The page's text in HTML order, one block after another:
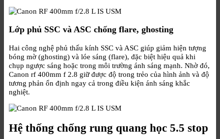
Lớp phủ SSC và ASC chống flare, ghosting
Hai công nghệ phủ thấu kính SSC và ASC giúp giảm hiện tượng
bóng mờ (ghosting) và lóe sáng (flare), đặc biệt hiệu quả khi
chụp ngược sáng hoặc trong môi trường ánh sáng mạnh. Nhờ đó,
Canon rf 400mm f 2.8 giữ được độ trong trẻo của hình ảnh và độ
tương phản ổn định ngay cả trong điều kiện ánh sáng khắc
nghiệt.
Hệ thống chống rung quang học 5.5 stop